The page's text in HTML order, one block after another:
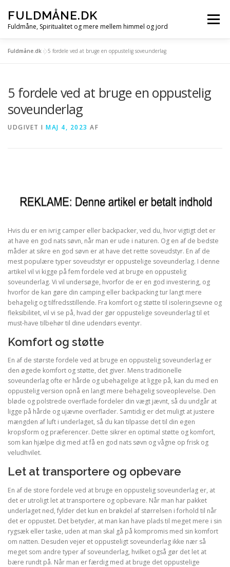
indhold
FULDMÅNE.DK
Fuldmåne, Spiritualitet og mere mellem himmel og jord
Menu
MÅNE, SOL OG STJERNER ALLE ARTIKLER
Fuldmåne.dk »5 fordele ved at bruge en oppustelig soveunderlag
5 fordele ved at bruge en oppustelig
soveunderlag
UDGIVET I MAJ 4, 2023 AF
Hvis du er en ivrig camper eller backpacker, ved du, hvor vigtigt det er
at have en god nats søvn, når man er ude i naturen. Og en af de bedste
måder at sikre en god søvn er at have det rette soveudstyr. En af de
mest populære typer soveudstyr er oppustelige soveunderlag. I denne
artikel vil vi kigge på fem fordele ved at bruge en oppustelig
soveunderlag. Vi vil undersøge, hvorfor de er en god investering, og
hvorfor de kan gøre din camping eller backpacking tur langt mere
behagelig og tilfredsstillende. Fra komfort og støtte til isoleringsevne og
fleksibilitet, vil vi se på, hvad der gør oppustelige soveunderlag til et
must-have tilbehør til dine udendørs eventyr.
Komfort og støtte
En af de største fordele ved at bruge en oppustelig soveunderlag er
den øgede komfort og støtte, det giver. Mens traditionelle
soveunderlag ofte er hårde og ubehagelige at ligge på, kan du med en
oppustelig version opnå en langt mere behagelig soveoplevelse. Den
bløde og polstrede overflade fordeler din vægt jævnt, så du undgår at
ligge på hårde og ujævne overflader. Samtidig er det muligt at justere
mængden af luft i underlaget, så du kan tilpasse det til din egen
kropsform og præferencer. Dette sikrer en optimal støtte og komfort,
som kan hjælpe dig med at få en god nats søvn og vågne op frisk og
veludhvilet.
Let at transportere og opbevare
En af de store fordele ved at bruge en oppustelig soveunderlag er, at
det er utroligt let at transportere og opbevare. Når man har pakket
underlaget ned, fylder det kun en brøkdel af størrelsen i forhold til når
det er oppustet. Det betyder, at man kan have plads til meget mere i sin
rygsæk eller taske, uden at man skal gå på kompromis med sin komfort
om natten. Desuden vejer et oppusteligt soveunderlag ikke nær så
meget som andre typer af soveunderlag, hvilket også gør det let at
bære rundt på. Når man er færdig med at bruge det oppustelige